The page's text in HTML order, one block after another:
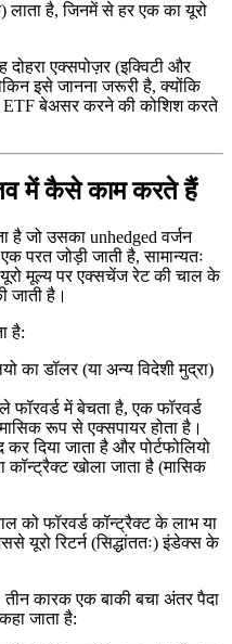
लाता है, जिनमें से हर एक का यूरो
एक्सपोज़र (इक्विटी और
इसे जानना जरूरी है, क्योंकि
ETF बेअसर करने की कोशिश करते
में कैसे काम करते हैं
है जो उसका unhedged वर्जन
परत जोड़ी जाती है, सामान्यतः
मूल्य पर एक्सचेंज रेट की चाल के
जाती है।
है:
का डॉलर (या अन्य विदेशी मुद्रा)
फॉरवर्ड में बेचता है, एक फॉरवर्ड
रूप से एक्सपायर होता है।
दिया जाता है और पोर्टफोलियो
खोला जाता है (मासिक
को फॉरवर्ड कॉन्ट्रैक्ट के लाभ या
यूरो रिटर्न (सिद्धांततः) इंडेक्स के
तीन कारक एक बाकी बचा अंतर पैदा
जाता है: